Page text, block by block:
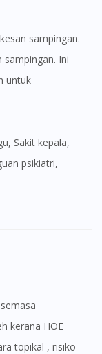
sampingan.
Ini
untuk
psikiatri,
kerana HOE
topikal , risiko